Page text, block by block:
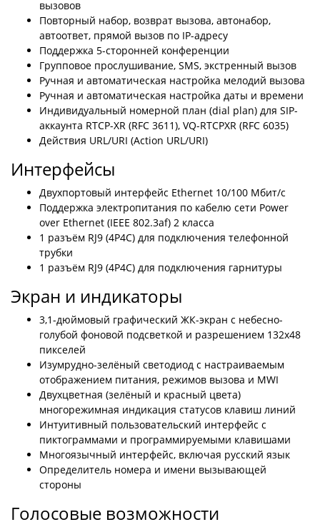
вызовов
Повторный набор, возврат вызова, автонабор,
автоответ, прямой вызов по IP-адресу
Поддержка 5-сторонней конференции
Групповое прослушивание, SMS, экстренный вызов
Ручная и автоматическая настройка мелодий вызова
Ручная и автоматическая настройка даты и времени
Индивидуальный номерной план (dial plan) для SIP-
аккаунта RTCP-XR (RFC 3611), VQ-RTCPXR (RFC 6035)
Действия URL/URI (Action URL/URI)
Интерфейсы
Двухпортовый интерфейс Ethernet 10/100 Мбит/с
Поддержка электропитания по кабелю сети Power
over Ethernet (IEEE 802.3af) 2 класса
1 разъём RJ9 (4P4C) для подключения телефонной
трубки
1 разъём RJ9 (4P4C) для подключения гарнитуры
Экран и индикаторы
3,1-дюймовый графический ЖК-экран с небесно-
голубой фоновой подсветкой и разрешением 132x48
пикселей
Изумрудно-зелёный светодиод с настраиваемым
отображением питания, режимов вызова и MWI
Двухцветная (зелёный и красный цвета)
многорежимная индикация статусов клавиш линий
Интуитивный пользовательский интерфейс с
пиктограммами и программируемыми клавишами
Многоязычный интерфейс, включая русский язык
Определитель номера и имени вызывающей
стороны
Голосовые возможности